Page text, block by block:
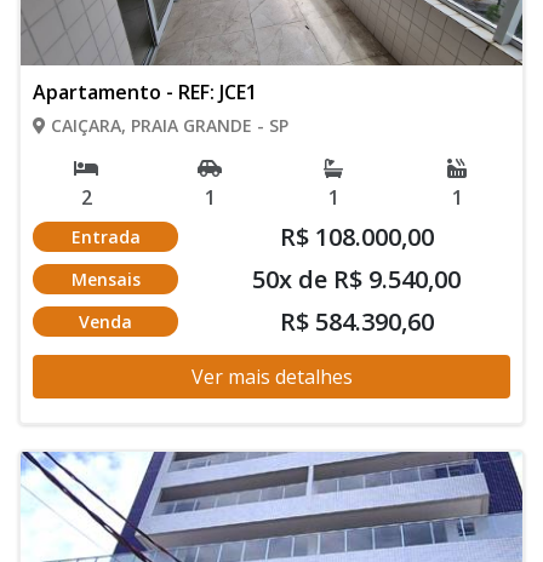
Apartamento - REF: JCE1
CAIÇARA, PRAIA GRANDE - SP
2 1 1 1
Entrada R$ 108.000,00
Mensais 50x de R$ 9.540,00
Venda R$ 584.390,60
Ver mais detalhes